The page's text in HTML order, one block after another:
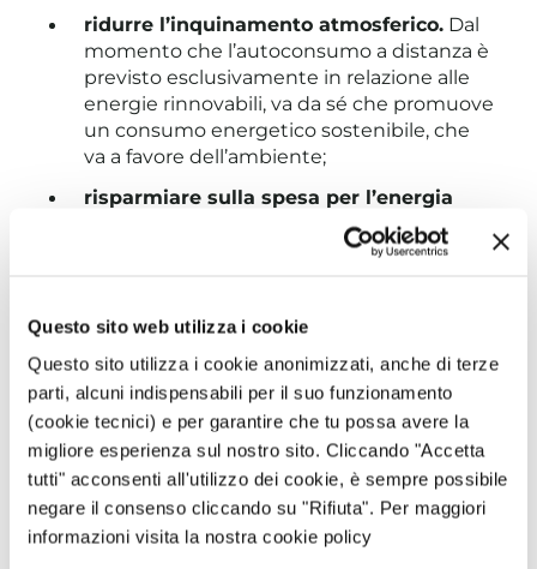
Questo sito web utilizza i cookie
Questo sito utilizza i cookie anonimizzati, anche di terze
parti, alcuni indispensabili per il suo funzionamento
(cookie tecnici) e per garantire che tu possa avere la
migliore esperienza sul nostro sito. Cliccando "Accetta
tutti" acconsenti all'utilizzo dei cookie, è sempre possibile
negare il consenso cliccando su "Rifiuta". Per maggiori
informazioni visita la nostra cookie policy
ridurre l’inquinamento atmosferico. Dal
momento che l’autoconsumo a distanza è
previsto esclusivamente in relazione alle
energie rinnovabili, va da sé che promuove
un consumo energetico sostenibile, che
va a favore dell’ambiente;
risparmiare sulla spesa per l’energia
Autoconsumare energia
permette di abbassare la spesa in bolletta
dettaglio, è previsto il corrispettivo di
valorizzazione, definito dall’ARERA e
riconosciuto sull’energia autoconsumata e
una tariffa premio.
avere maggiore indipendenza
energetica.Con un sistema come quello
dell’autoconsumo a distanza ci si rende
meno soggetti alle oscillazioni del
mercato, riuscendo così ad affrontarne